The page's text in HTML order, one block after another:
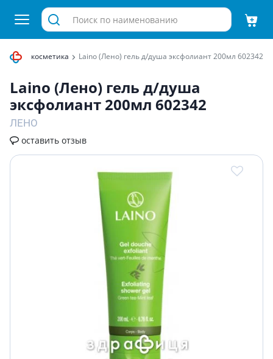
косметика Laino (Лено) гель д/душа эксфолиант 200мл 602342
Laino (Лено) гель д/душа
эксфолиант 200мл 602342
ЛЕНО
оставить отзыв